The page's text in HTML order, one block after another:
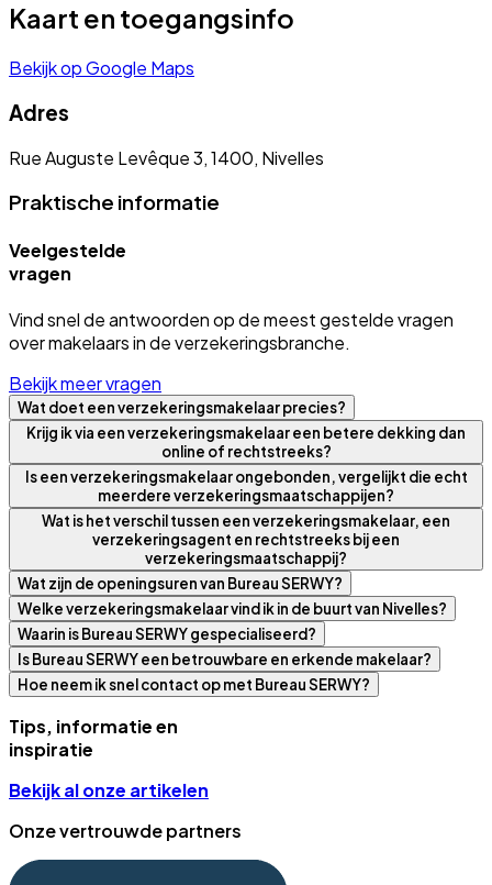
Kaart en toegangsinfo
Bekijk op Google Maps
Adres
Rue Auguste Levêque 3, 1400, Nivelles
Praktische informatie
Veelgestelde
vragen
Vind snel de antwoorden op de meest gestelde vragen
over makelaars in de verzekeringsbranche.
Bekijk meer vragen
Wat doet een verzekeringsmakelaar precies?
Krijg ik via een verzekeringsmakelaar een betere dekking dan
online of rechtstreeks?
Is een verzekeringsmakelaar ongebonden, vergelijkt die echt
meerdere verzekeringsmaatschappijen?
Wat is het verschil tussen een verzekeringsmakelaar, een
verzekeringsagent en rechtstreeks bij een
verzekeringsmaatschappij?
Wat zijn de openingsuren van Bureau SERWY?
Welke verzekeringsmakelaar vind ik in de buurt van Nivelles?
Waarin is Bureau SERWY gespecialiseerd?
Is Bureau SERWY een betrouwbare en erkende makelaar?
Hoe neem ik snel contact op met Bureau SERWY?
Tips, informatie en
inspiratie
Bekijk al onze artikelen
Onze vertrouwde partners